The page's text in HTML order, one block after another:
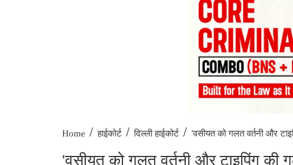
Home / हाईकोर्ट / दिल्ली हाईकोर्ट / 'वसीयत को गलत वर्तनी और
'वसीयत को गलत वर्तनी और टाइपिंग की